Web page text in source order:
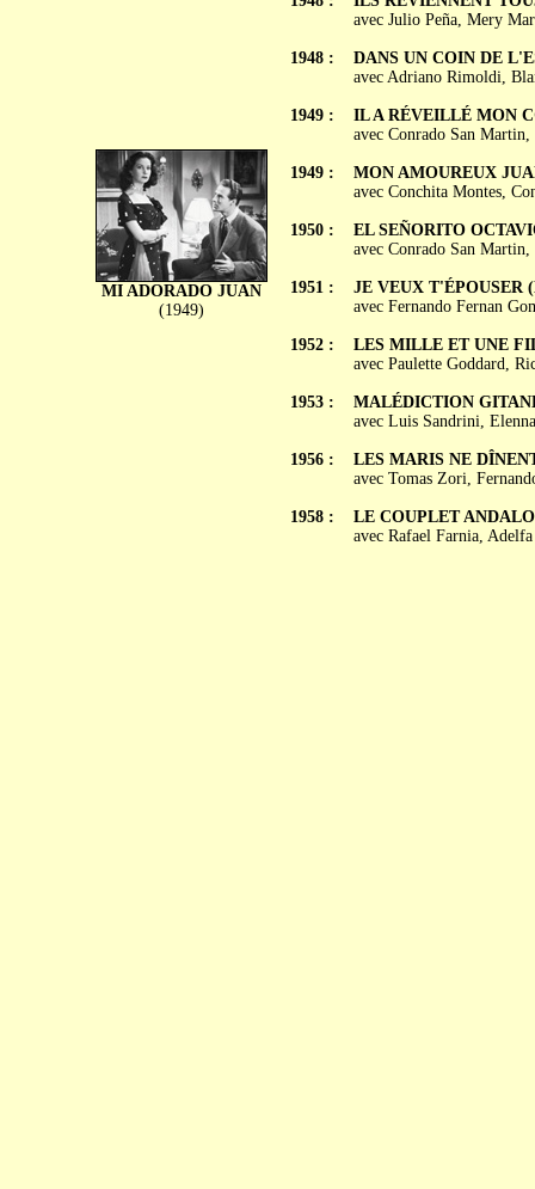
MI ADORADO JUAN
(1949)
1948 :
1949 :
1949 :
1950 :
1951 :
1952 :
1953 :
1956 :
1958 :
avec Julio Peña, Mery
DANS UN COIN DE
avec Adriano Rimoldi,
IL A RÉVEILLÉ MON
avec Conrado San
MON AMOUREUX
avec Conchita Montes,
EL SEÑORITO
avec Conrado San
JE VEUX T'ÉPOUSER
avec Fernando Fernan
LES MILLE ET UNE
avec Paulette Goddard,
MALÉDICTION
avec Luis Sandrini,
LES MARIS NE
avec Tomas Zori,
LE COUPLET
avec Rafael Farnia,